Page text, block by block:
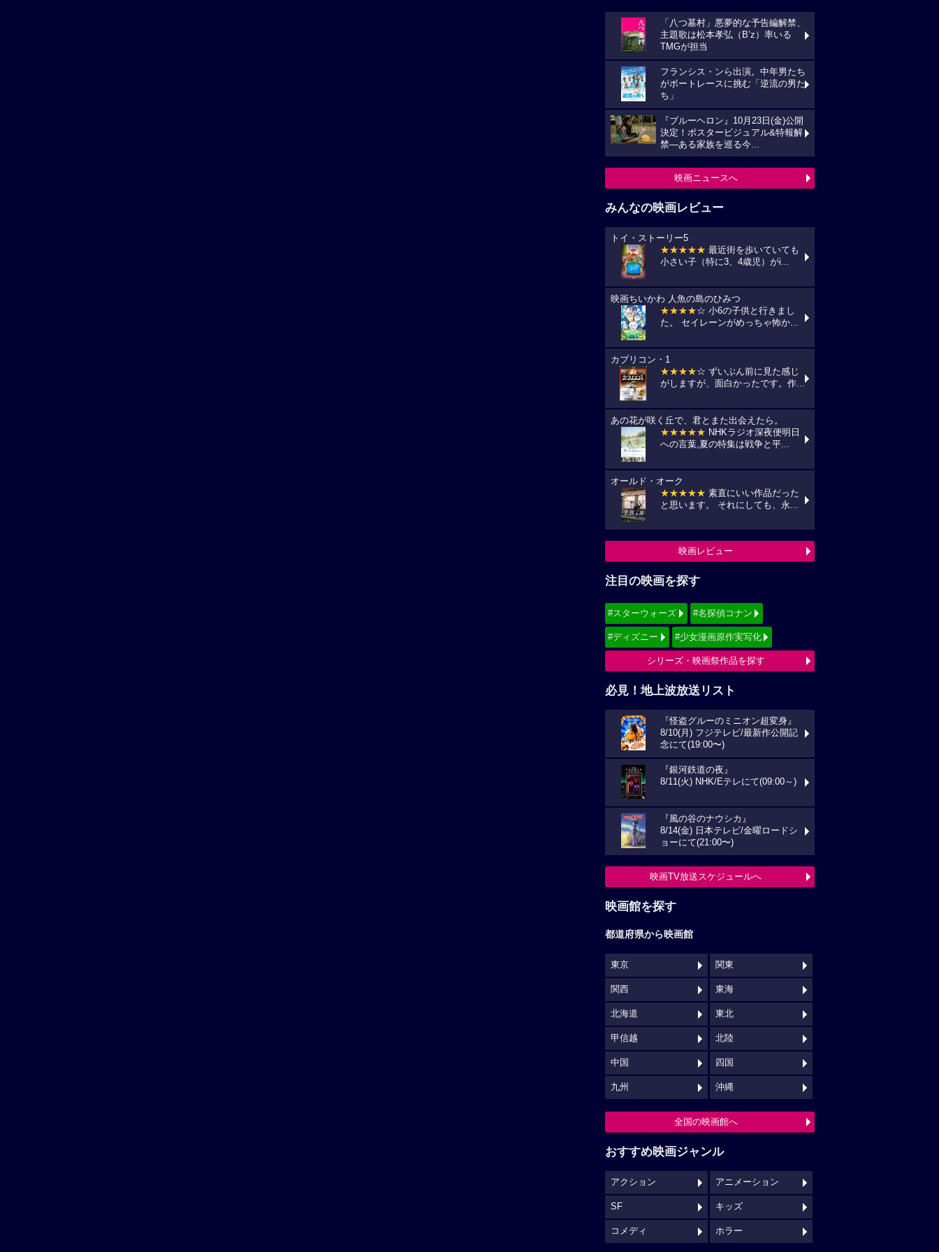
「八つ墓村」悪夢的な予告編解禁、
主題歌は松本孝弘（B’z）率いる
TMGが担当
フランシス・ンら出演。中年男たち
がボートレースに挑む「逆流の男た
ち」
『ブルーヘロン』10月23日(金)公開
決定！ポスタービジュアル&特報解
禁―ある家族を巡る今...
映画ニュースへ
みんなの映画レビュー
トイ・ストーリー5
★★★★★ 最近街を歩いていても
小さい子（特に3、4歳児）がi...
映画ちいかわ 人魚の島のひみつ
★★★★☆ 小6の子供と行きまし
た。 セイレーンがめっちゃ怖か...
カプリコン・1
★★★★☆ ずいぶん前に見た感じ
がしますが、面白かったです。作...
あの花が咲く丘で、君とまた出会えたら。
★★★★★ NHKラジオ深夜便明日
への言葉,夏の特集は戦争と平...
オールド・オーク
★★★★★ 素直にいい作品だった
と思います。 それにしても、永...
映画レビュー
注目の映画を探す
#スターウォーズ #名探偵コナン
#ディズニー #少女漫画原作実写化
シリーズ・映画祭作品を探す
必見！地上波放送リスト
『怪盗グルーのミニオン超変身』
8/10(月) フジテレビ/最新作公開記
念にて(19:00〜)
『銀河鉄道の夜』
8/11(火) NHK/Eテレにて(09:00～)
『風の谷のナウシカ』
8/14(金) 日本テレビ/金曜ロードシ
ョーにて(21:00〜)
映画TV放送スケジュールへ
映画館を探す
都道府県から映画館
東京 関東
関西 東海
北海道 東北
甲信越 北陸
中国 四国
九州 沖縄
全国の映画館へ
おすすめ映画ジャンル
アクション アニメーション
SF キッズ
コメディ ホラー